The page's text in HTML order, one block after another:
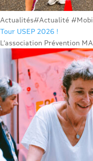
Actualités#Actualité
Tour USEP 2026 !
L’association Prévention